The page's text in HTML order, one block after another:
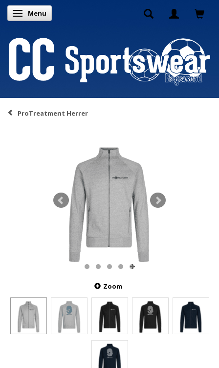
Skifte navigation
Menu
ProTreatment Herrer
Zoom